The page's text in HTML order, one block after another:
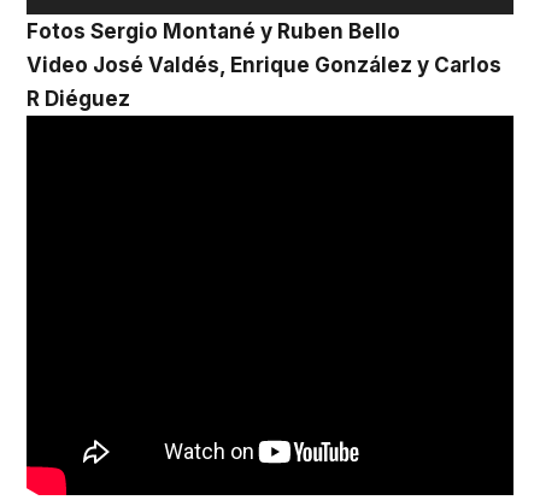
de
Fotos Sergio Montané y Ruben Bello
Video José Valdés, Enrique González y Carlos
R Diéguez